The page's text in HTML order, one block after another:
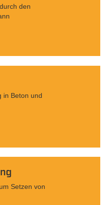
den
in Beton und
Setzen von